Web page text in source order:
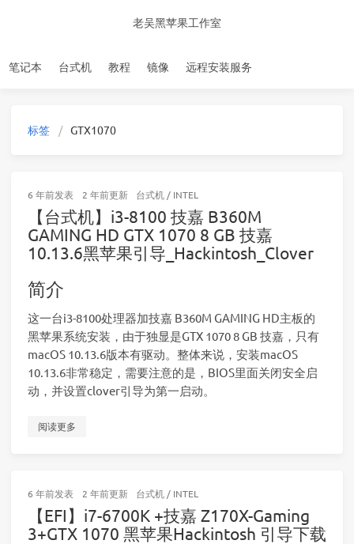
老吴黑苹果工作室
笔记本 台式机 教程 镜像 远程安装服务
标签 GTX1070
6 年前发表 2 年前更新 台式机 / INTEL
【台式机】i3-8100 技嘉 B360M
GAMING HD GTX 1070 8 GB 技嘉
10.13.6黑苹果引导_Hackintosh_Clover
简介
这一台i3-8100处理器加技嘉 B360M GAMING HD主板的
黑苹果系统安装，由于独显是GTX 1070 8 GB 技嘉，只有
macOS 10.13.6版本有驱动。整体来说，安装macOS
10.13.6非常稳定，需要注意的是，BIOS里面关闭安全启
动，并设置clover引导为第一启动。
阅读更多
6 年前发表 2 年前更新 台式机 / INTEL
【EFI】i7-6700K +技嘉 Z170X-Gaming
3+GTX 1070 黑苹果Hackintosh 引导下载